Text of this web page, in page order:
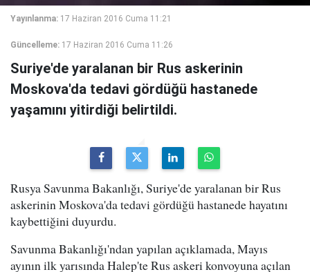
Yayınlanma: 17 Haziran 2016 Cuma 11:21
Güncelleme: 17 Haziran 2016 Cuma 11:26
Suriye'de yaralanan bir Rus askerinin
Moskova'da tedavi gördüğü hastanede
yaşamını yitirdiği belirtildi.
Rusya Savunma Bakanlığı, Suriye'de yaralanan bir Rus
askerinin Moskova'da tedavi gördüğü hastanede hayatını
kaybettiğini duyurdu.
Savunma Bakanlığı'ndan yapılan açıklamada, Mayıs
ayının ilk yarısında Halep'te Rus askeri konvoyuna açılan